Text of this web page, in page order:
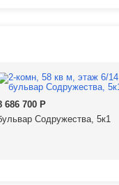
686 700 Р
Содружества, 5к1